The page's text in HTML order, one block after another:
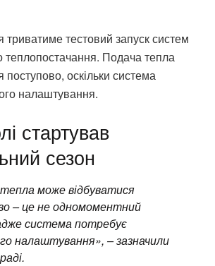
тестовий запуск систем
теплопостачання. Подача тепла
поступово, оскільки система
налаштування.
стартував
сезон
може відбуватися
– це не одномоментний
система потребує
налаштування», – зазначили